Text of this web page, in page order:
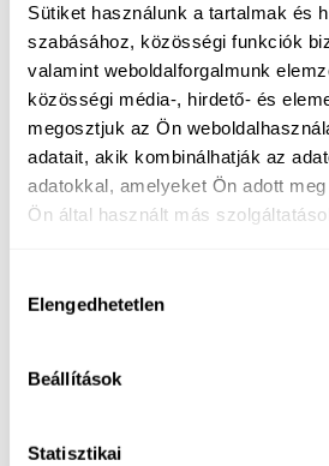
Sütiket használunk a tartalmak és
szabásához, közösségi funkciók
valamint weboldalforgalmunk
közösségi média-, hirdető- és
megosztjuk az Ön
adatait, akik kombinálhatják az
adatokkal, amelyeket Ön adott
Ön által használt más
kiválasztása
Elengedhetetlen
Beállítások
Statisztikai
VÁLOGATOTT
Tanári csapatunkat gondosan válogatjuk és
a legjobb tábori élményt
Budapesti táboraink között a teljes